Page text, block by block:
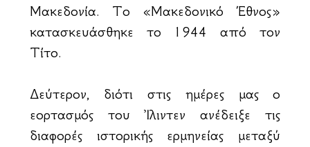
Μακεδονία. Το «Μακεδονικό Έθνος»
κατασκευάσθηκε το 1944 από τον
Τίτο.
Δεύτερον, διότι στις ημέρες μας ο
εορτασμός του Ἰλιντεν ανέδειξε τις
διαφορές ιστορικής ερμηνείας μεταξύ